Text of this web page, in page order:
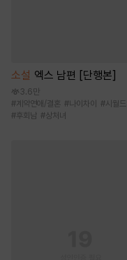
소설 엑스 남편 [단행본]
3.6만
# 계약연애/결혼 #나이차이 #시월드
#후회남 #상처녀